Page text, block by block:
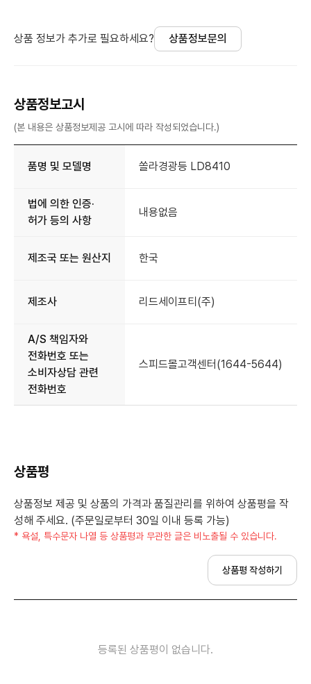
상품 정보가 추가로 필요하세요? 상품정보문의
상품정보고시
(본 내용은 상품정보제공 고시에 따라 작성되었습니다.)
품명 및 모델명 쏠라경광등 LD8410
법에 의한 인증·
허가 등의 사항
내용없음
제조국 또는 원산지 한국
제조사 리드세이프티(주)
A/S 책임자와
전화번호 또는
소비자상담 관련
전화번호
스피드몰고객센터(1644-5644)
상품평
상품정보 제공 및 상품의 가격과 품질관리를 위하여 상품평을 작
성해 주세요. (주문일로부터 30일 이내 등록 가능)
* 욕설, 특수문자 나열 등 상품평과 무관한 글은 비노출될 수 있습니다.
상품평 작성하기
등록된 상품평이 없습니다.